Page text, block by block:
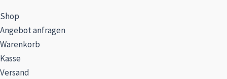
Shop
Angebot anfragen
Warenkorb
Kasse
Versand